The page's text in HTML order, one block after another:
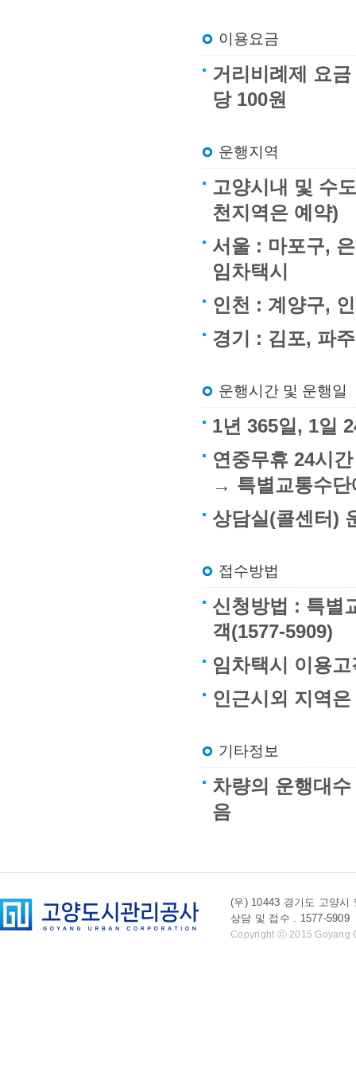
이용요금
거리비례제 요
당 100원
운행지역
고양시내 및 수
천지역은 예약)
서울 : 마포구,
임차택시
인천 : 계양구,
경기 : 김포, 파
운행시간 및 운행일
1년 365일, 1일
연중무휴 24시
→ 특별교통수단
상담실(콜센터)
접수방법
신청방법 : 특별
객(1577-5909)
임차택시 이용
인근시외 지역
기타정보
차량의 운행대
음
(우) 10443 경기도 고양시
상담 및 접수 . 1577-
Copyright ⓒ 2015 Goyang